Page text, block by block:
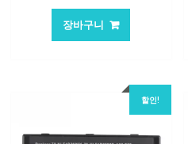
가
격:
장바구니
할인!